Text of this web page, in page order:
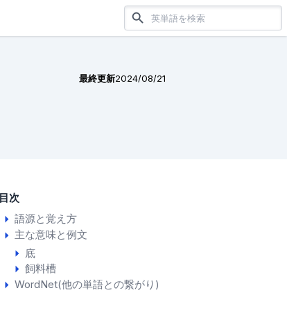
最終更新2024/08/21
目次
語源と覚え方
主な意味と例文
底
飼料槽
WordNet(他の単語との繋がり)